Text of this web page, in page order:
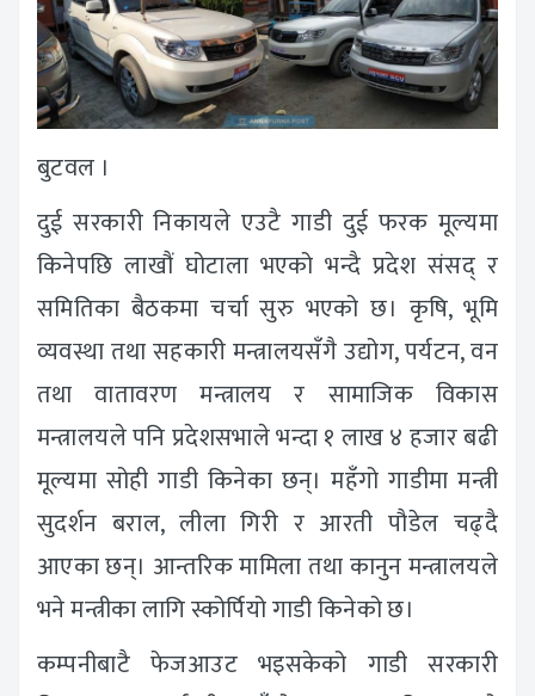
बुटवल ।
दुई सरकारी निकायले एउटै गाडी दुई फरक मूल्यमा
किनेपछि लाखौं घोटाला भएको भन्दै प्रदेश संसद् र
समितिका बैठकमा चर्चा सुरु भएको छ। कृषि, भूमि
व्यवस्था तथा सहकारी मन्त्रालयसँगै उद्योग, पर्यटन, वन
तथा वातावरण मन्त्रालय र सामाजिक विकास
मन्त्रालयले पनि प्रदेशसभाले भन्दा १ लाख ४ हजार बढी
मूल्यमा सोही गाडी किनेका छन्। महँगो गाडीमा मन्त्री
सुदर्शन बराल, लीला गिरी र आरती पौडेल चढ्दै
आएका छन्। आन्तरिक मामिला तथा कानुन मन्त्रालयले
भने मन्त्रीका लागि स्कोर्पियो गाडी किनेको छ।
कम्पनीबाटै फेजआउट भइसकेको गाडी सरकारी